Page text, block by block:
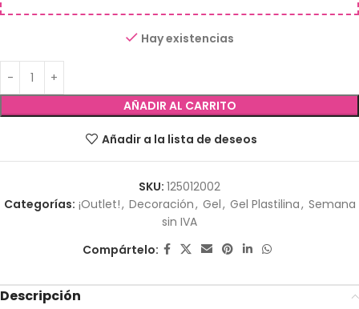
Hay existencias
AÑADIR AL CARRITO
Añadir a la lista de deseos
SKU: 125012002
Categorías: ¡Outlet!, Decoración, Gel, Gel Plastilina, Semana
sin IVA
Compártelo:
Descripción